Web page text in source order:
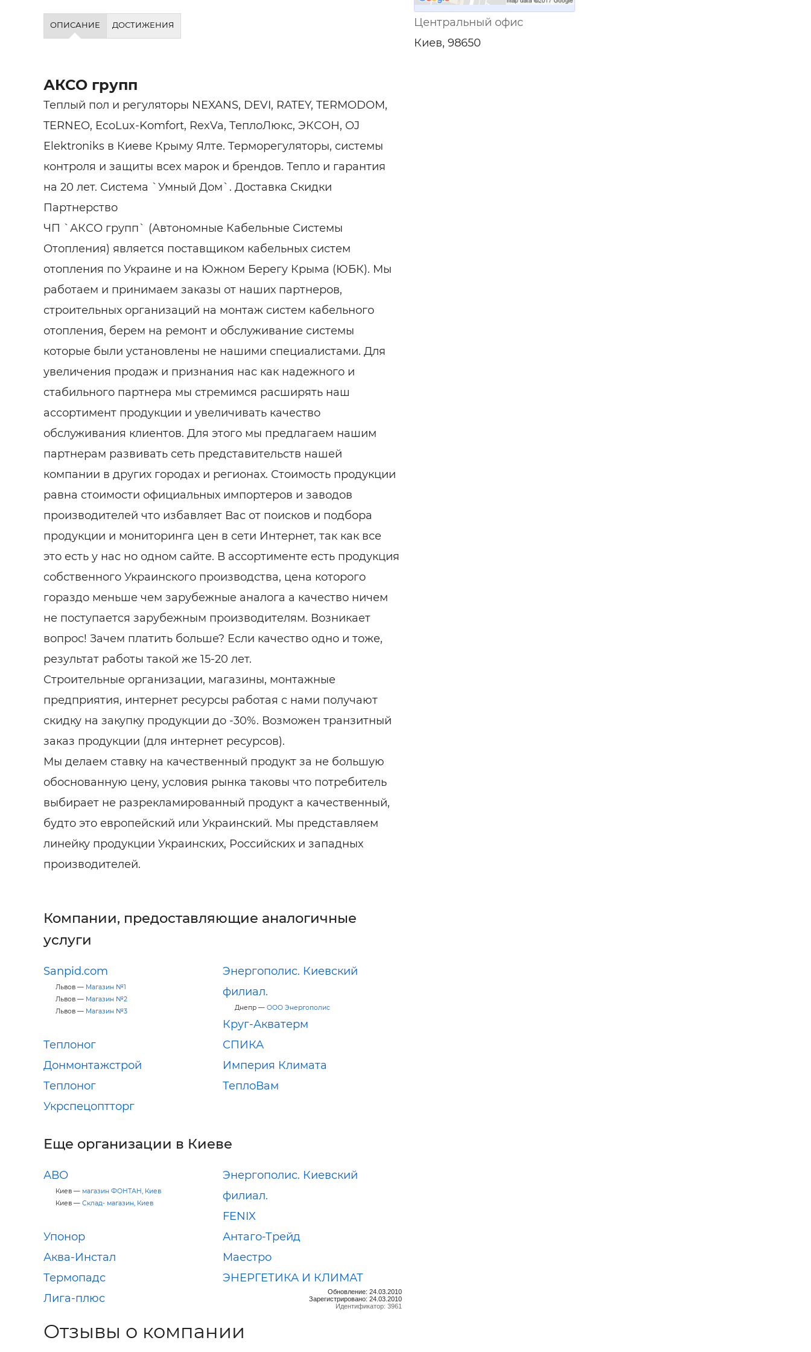
ОПИСАНИЕ ДОСТИЖЕНИЯ
АКСО групп
Теплый пол и регуляторы NEXANS, DEVI, RATEY, TERMODOM,
TERNEO, EcoLux-Komfort, RexVa, ТеплоЛюкс, ЭКСОН, OJ
Elektroniks в Киеве Крыму Ялте. Терморегуляторы, системы
контроля и защиты всех марок и брендов. Тепло и гарантия
на 20 лет. Система `Умный Дом`. Доставка Скидки
Партнерство
ЧП `АКСО групп` (Автономные Кабельные Системы
Отопления) является поставщиком кабельных систем
отопления по Украине и на Южном Берегу Крыма (ЮБК). Мы
работаем и принимаем заказы от наших партнеров,
строительных организаций на монтаж систем кабельного
отопления, берем на ремонт и обслуживание системы
которые были установлены не нашими специалистами. Для
увеличения продаж и признания нас как надежного и
стабильного партнера мы стремимся расширять наш
ассортимент продукции и увеличивать качество
обслуживания клиентов. Для этого мы предлагаем нашим
партнерам развивать сеть представительств нашей
компании в других городах и регионах. Стоимость продукции
равна стоимости официальных импортеров и заводов
производителей что избавляет Вас от поисков и подбора
продукции и мониторинга цен в сети Интернет, так как все
это есть у нас но одном сайте. В ассортименте есть продукция
собственного Украинского производства, цена которого
гораздо меньше чем зарубежные аналога а качество ничем
не поступается зарубежным производителям. Возникает
вопрос! Зачем платить больше? Если качество одно и тоже,
результат работы такой же 15-20 лет.
Строительные организации, магазины, монтажные
предприятия, интернет ресурсы работая с нами получают
скидку на закупку продукции до -30%. Возможен транзитный
заказ продукции (для интернет ресурсов).
Мы делаем ставку на качественный продукт за не большую
обоснованную цену, условия рынка таковы что потребитель
выбирает не разрекламированный продукт а качественный,
будто это европейский или Украинский. Мы представляем
линейку продукции Украинских, Российских и западных
производителей.
Компании, предоставляющие аналогичные
услуги
Sanpid.com
Львов — Магазин №1
Львов — Магазин №2
Львов — Магазин №3
Энергополис. Киевский
филиал.
Днепр — ООО Энергополис
Круг-Акватерм
Теплоног
СПИКА
Донмонтажстрой
Империя Климата
Теплоног
ТеплоВам
Укрспецоптторг
Еще организации в Киеве
АВО
Киев — магазин ФОНТАН, Киев
Киев — Склад- магазин, Киев
Энергополис. Киевский
филиал.
FENIX
Упонор
Антаго-Трейд
Аква-Инстал
Маестро
Термопадс
ЭНЕРГЕТИКА И КЛИМАТ
Лига-плюс
Обновление: 24.03.2010
Зарегистрировано: 24.03.2010
Идентификатор: 3961
Отзывы о компании
Центральный офис
Киев, 98650